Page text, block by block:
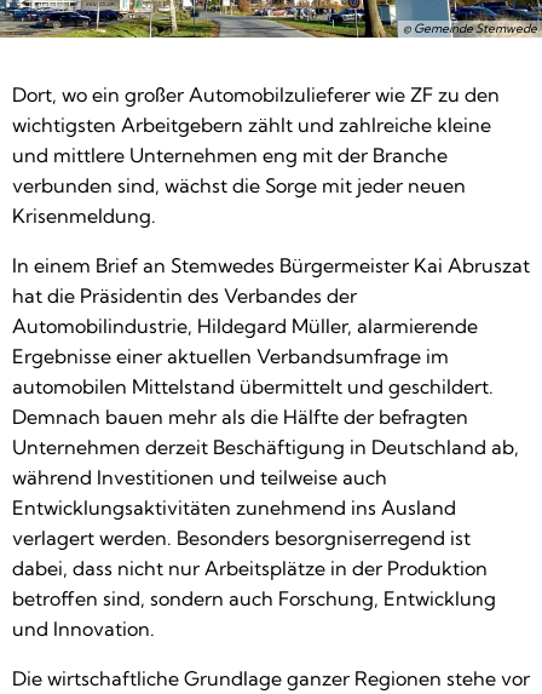
© Gemeinde Stemwede
Dort, wo ein großer Automobilzulieferer wie ZF zu den
wichtigsten Arbeitgebern zählt und zahlreiche kleine
und mittlere Unternehmen eng mit der Branche
verbunden sind, wächst die Sorge mit jeder neuen
Krisenmeldung.
In einem Brief an Stemwedes Bürgermeister Kai Abruszat
hat die Präsidentin des Verbandes der
Automobilindustrie, Hildegard Müller, alarmierende
Ergebnisse einer aktuellen Verbandsumfrage im
automobilen Mittelstand übermittelt und geschildert.
Demnach bauen mehr als die Hälfte der befragten
Unternehmen derzeit Beschäftigung in Deutschland ab,
während Investitionen und teilweise auch
Entwicklungsaktivitäten zunehmend ins Ausland
verlagert werden. Besonders besorgniserregend ist
dabei, dass nicht nur Arbeitsplätze in der Produktion
betroffen sind, sondern auch Forschung, Entwicklung
und Innovation.
Die wirtschaftliche Grundlage ganzer Regionen stehe vor